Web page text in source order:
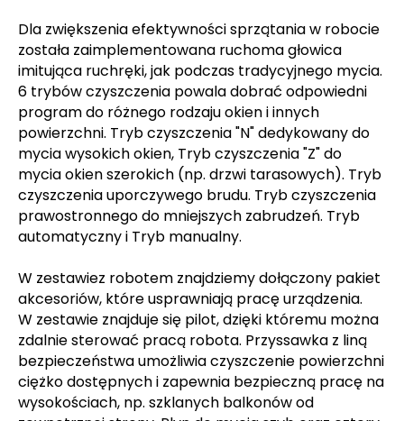
Dla zwiększenia efektywności sprzątania w robocie
została zaimplementowana ruchoma głowica
imitująca ruchręki, jak podczas tradycyjnego mycia.
6 trybów czyszczenia powala dobrać odpowiedni
program do różnego rodzaju okien i innych
powierzchni. Tryb czyszczenia "N" dedykowany do
mycia wysokich okien, Tryb czyszczenia "Z" do
mycia okien szerokich (np. drzwi tarasowych). Tryb
czyszczenia uporczywego brudu. Tryb czyszczenia
prawostronnego do mniejszych zabrudzeń. Tryb
automatyczny i Tryb manualny.
W zestawiez robotem znajdziemy dołączony pakiet
akcesoriów, które usprawniają pracę urządzenia.
W zestawie znajduje się pilot, dzięki któremu można
zdalnie sterować pracą robota. Przyssawka z liną
bezpieczeństwa umożliwia czyszczenie powierzchni
ciężko dostępnych i zapewnia bezpieczną pracę na
wysokościach, np. szklanych balkonów od